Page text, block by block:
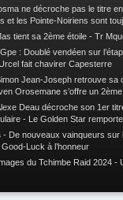
ne décroche pas le titre
et les Pointe-Noiriens sont
tient sa 2ème étoile - Tr
: Doublé vendéen sur
fait chavirer Capesterre
Jean-Joseph retrouve sa
Orosemane s’offre un
Deau décroche son 1er
- Le Golden Star
- De nouveaux vainqueurs sur
Luck à l’honneur
du Tchimbe Raid 2024 -